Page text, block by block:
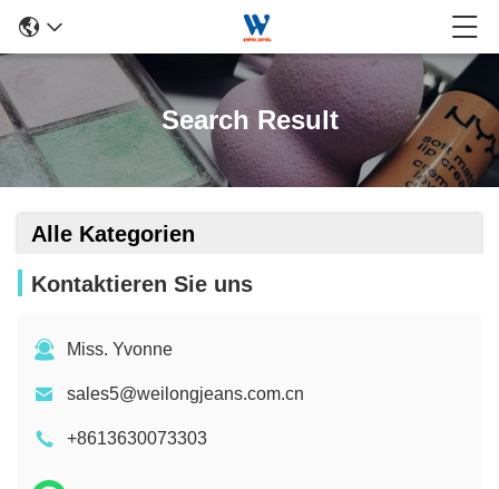
Search Result
Alle Kategorien
Kontaktieren Sie uns
Miss. Yvonne
sales5@weilongjeans.com.cn
+8613630073303